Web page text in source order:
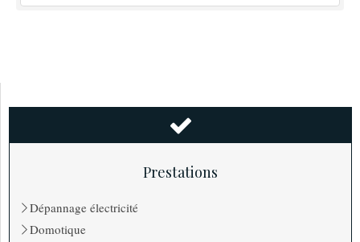
Prestations
Dépannage électricité
Domotique